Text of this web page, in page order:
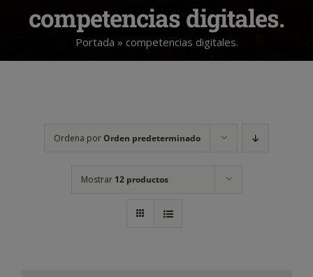
competencias digitales.
Portada » competencias digitales.
Ordena porOrden predeterminado
Mostrar 12 productos